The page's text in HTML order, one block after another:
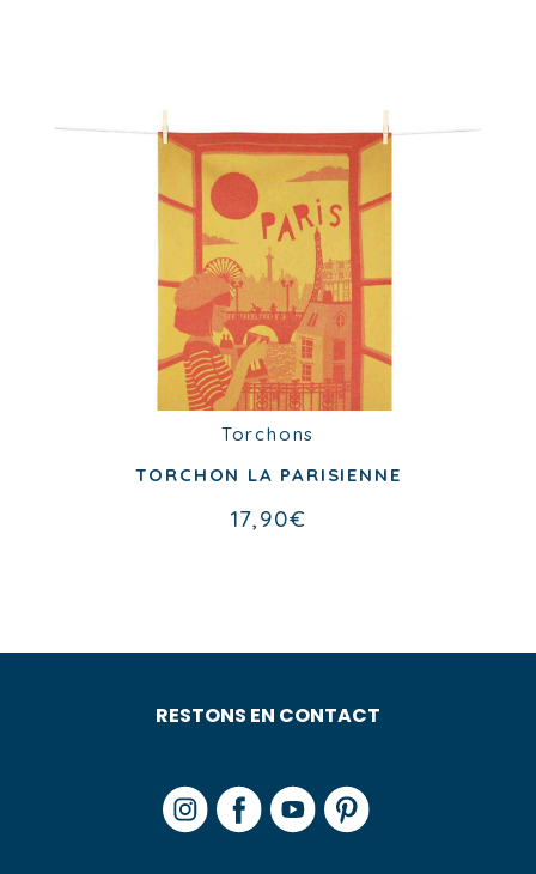
Torchons
TORCHON LA PARISIENNE
17,90€
17,90 €
RESTONS EN CONTACT